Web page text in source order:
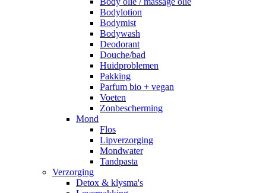
Bodylotion
Bodymist
Bodywash
Deodorant
Douche/bad
Huidproblemen
Pakking
Parfum bio + vegan
Voeten
Zonbescherming
Mond
Flos
Lipverzorging
Mondwater
Tandpasta
Verzorging
Detox & klysma's